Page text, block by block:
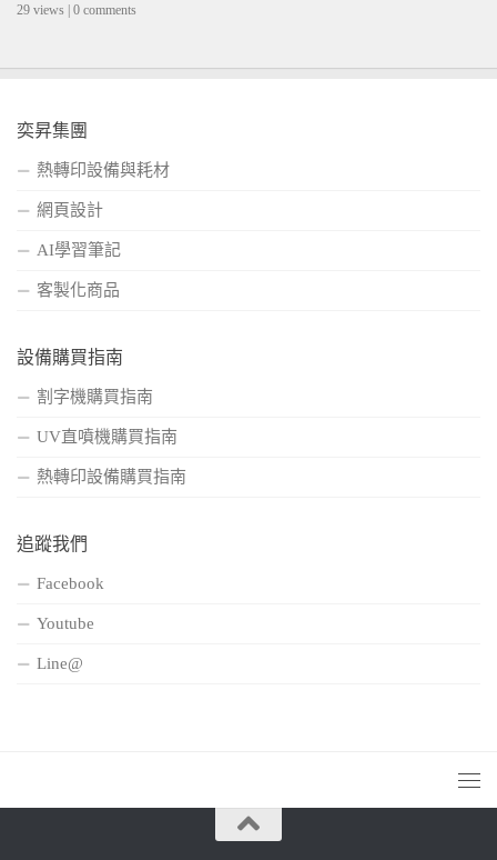
29 views | 0 comments
奕昇集團
熱轉印設備與耗材
網頁設計
AI學習筆記
客製化商品
設備購買指南
割字機購買指南
UV直噴機購買指南
熱轉印設備購買指南
追蹤我們
Facebook
Youtube
Line@